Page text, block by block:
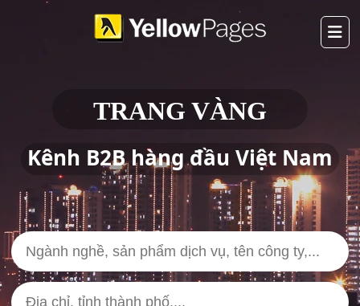
TRANG VÀNG
Kênh B2B hàng đầu Việt Nam